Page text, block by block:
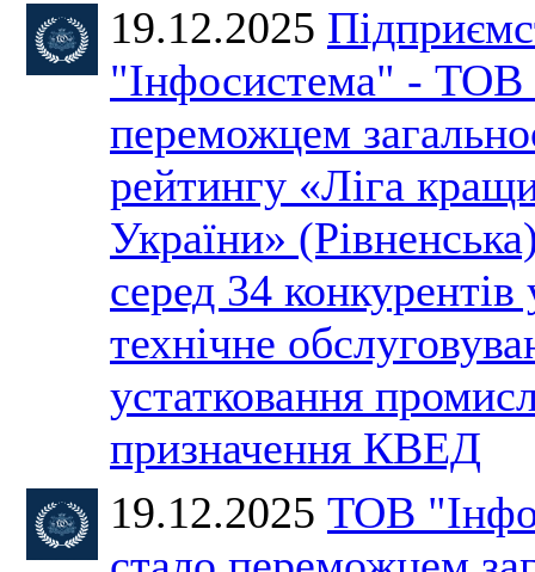
19.12.2025
"Інфосистема" - ТОВ
переможцем
рейтингу «Ліга
України»
серед 34 конкурентів
технічне
устатковання
призначення КВЕД
19.12.2025 ТОВ